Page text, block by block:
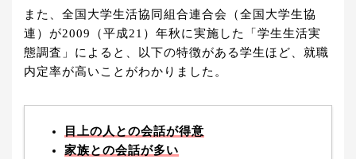
また、全国大学生活協同組合連合会（全国大学生協
連）が2009（平成21）年秋に実施した「学生生活実
態調査」によると、以下の特徴がある学生ほど、就職
内定率が高いことがわかりました。
目上の人との会話が得意
家族との会話が多い